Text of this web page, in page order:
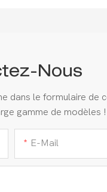
Nous
le formulaire de
gamme de modèles !
E-Mail